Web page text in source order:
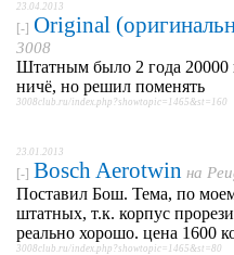
23.04.2013
[-] Original
3008
Штатным было 2 года
ничё, но решил поменять
3008club.ru/index.php?showtopic=1465&st=160
23.01.2013
[-] Bosch Aerotwin на
Поставил Бош. Тема, по
штатных, т.к. корпус
реально хорошо. цена 1600
3008club.ru/index.php?showtopic=1465&st=80